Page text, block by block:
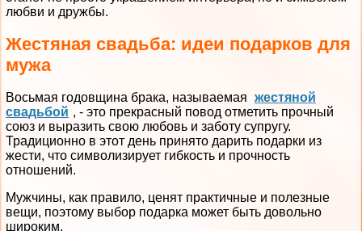
любви и дружбы.
Жестяная свадьба: идеи подарков для
мужа
Восьмая годовщина брака, называемая жестяной
свадьбой , - это прекрасный повод отметить прочный
союз и выразить свою любовь и заботу супругу.
Традиционно в этот день принято дарить подарки из
жести, что символизирует гибкость и прочность
отношений.
Мужчины, как правило, ценят практичные и полезные
вещи, поэтому выбор подарка может быть довольно
широким.